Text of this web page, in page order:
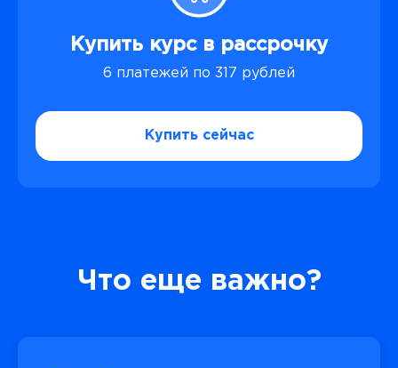
Купить курс в рассрочку
6 платежей по 317 рублей
Купить сейчас
Что еще важно?